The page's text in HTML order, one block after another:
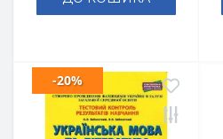
-20%